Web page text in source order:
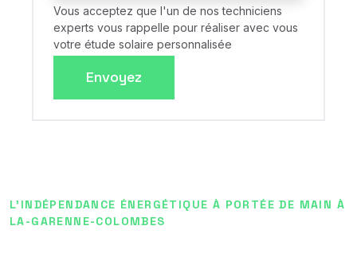
Vous acceptez que l'un de nos techniciens
experts vous rappelle pour réaliser avec vous
votre étude solaire personnalisée
Envoyez
L'INDÉPENDANCE ÉNERGÉTIQUE À PORTÉE DE MAIN À
LA-GARENNE-COLOMBES